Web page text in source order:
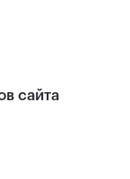
сайта